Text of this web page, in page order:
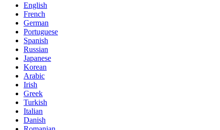
English
French
German
Portuguese
Spanish
Russian
Japanese
Korean
Arabic
Irish
Greek
Turkish
Italian
Danish